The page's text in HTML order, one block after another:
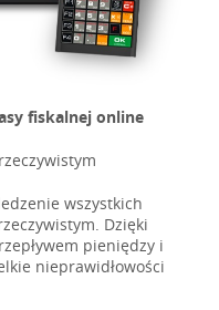
fiskalnej online
wszystkich
Dzięki
pieniędzy i
nieprawidłowości